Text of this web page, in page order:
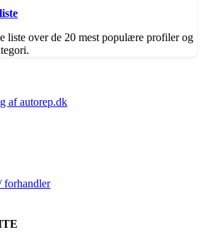
liste over de 20 mest populære profiler og
af autorep.dk
forhandler